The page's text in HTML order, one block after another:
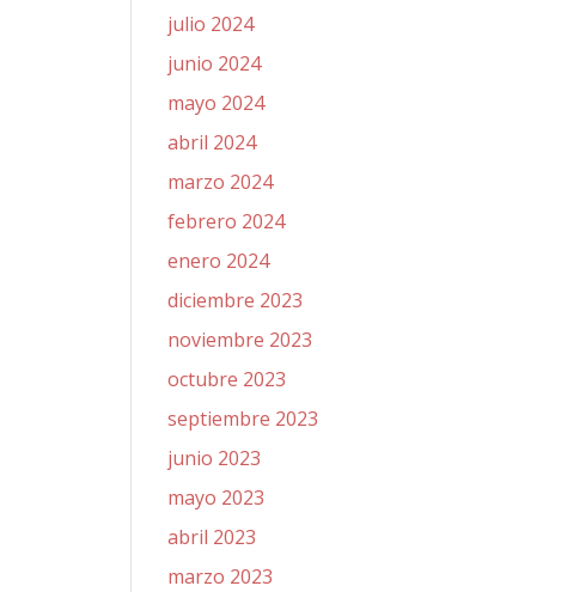
julio 2024
junio 2024
mayo 2024
abril 2024
marzo 2024
febrero 2024
enero 2024
diciembre 2023
noviembre 2023
octubre 2023
septiembre 2023
junio 2023
mayo 2023
abril 2023
marzo 2023